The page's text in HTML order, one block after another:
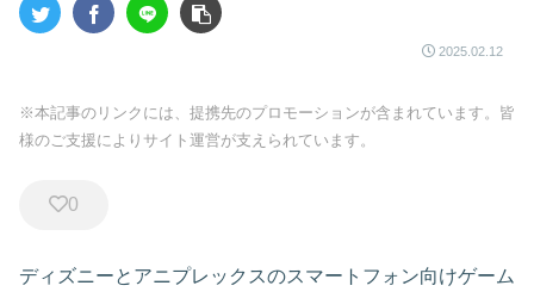
2025.02.12
※本記事のリンクには、提携先のプロモーションが含まれています。皆
様のご支援によりサイト運営が支えられています。
0
ディズニーとアニプレックスのスマートフォン向けゲーム